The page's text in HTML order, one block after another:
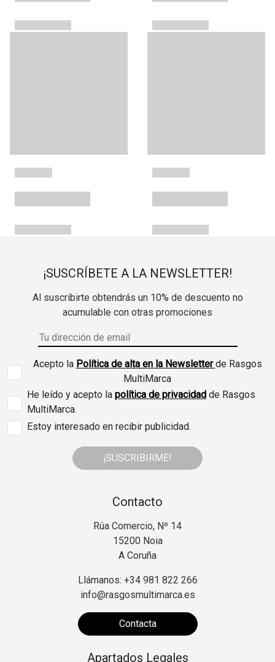
¡SUSCRÍBETE A LA NEWSLETTER!
Al suscribirte obtendrás un 10% de descuento no
acumulable con otras promociones
Acepto la Política de alta en la Newsletterde Rasgos
MultiMarca
He leído y acepto la política de privacidad de Rasgos
MultiMarca.
Estoy interesado en recibir publicidad.
¡SUSCRIBIRME!
Contacto
Rúa Comercio, Nº 14
15200 Noia
A Coruña
Llámanos: +34 981 822 266
info@rasgosmultimarca.es
Contacta
Apartados Legales